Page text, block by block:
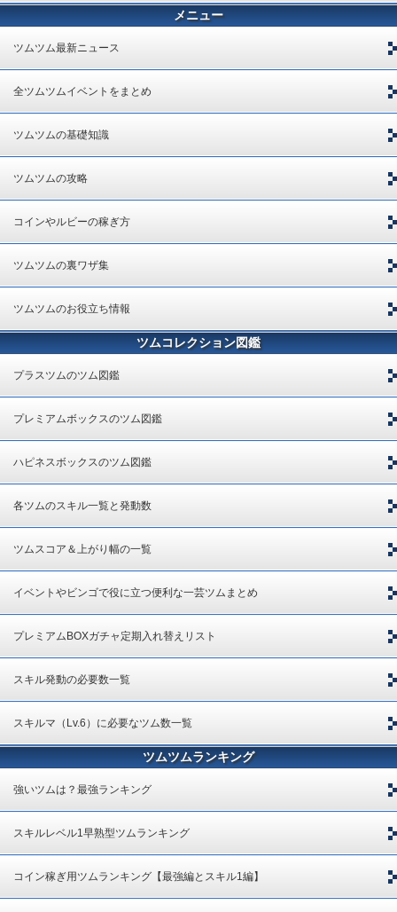
メニュー
ツムツム最新ニュース
全ツムツムイベントをまとめ
ツムツムの基礎知識
ツムツムの攻略
コインやルビーの稼ぎ方
ツムツムの裏ワザ集
ツムツムのお役立ち情報
ツムコレクション図鑑
プラスツムのツム図鑑
プレミアムボックスのツム図鑑
ハピネスボックスのツム図鑑
各ツムのスキル一覧と発動数
ツムスコア＆上がり幅の一覧
イベントやビンゴで役に立つ便利な一芸ツムまとめ
プレミアムBOXガチャ定期入れ替えリスト
スキル発動の必要数一覧
スキルマ（Lv.6）に必要なツム数一覧
ツムツムランキング
強いツムは？最強ランキング
スキルレベル1早熟型ツムランキング
コイン稼ぎ用ツムランキング【最強編とスキル1編】